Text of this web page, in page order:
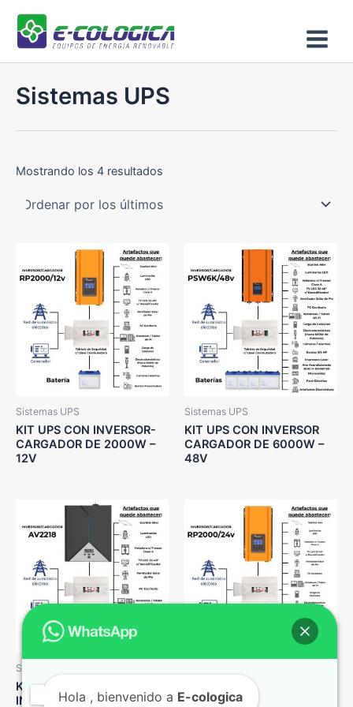
contenido
Menu
Sistemas UPS
Mostrando los 4 resultados
los
últimos
Sistemas UPS
KIT UPS CON INVERSOR-
CARGADOR DE 2000W –
12V
Sistemas UPS
KIT UPS CON INVERSOR
CARGADOR DE 6000W –
48V
Sistemas UPS
KIT UPS CON
INVERSOR/CARGADOR DE
KIT UPS CON INVERSOR
CARGADOR DE 2000W –
Hola , bienvenido a E-cologica